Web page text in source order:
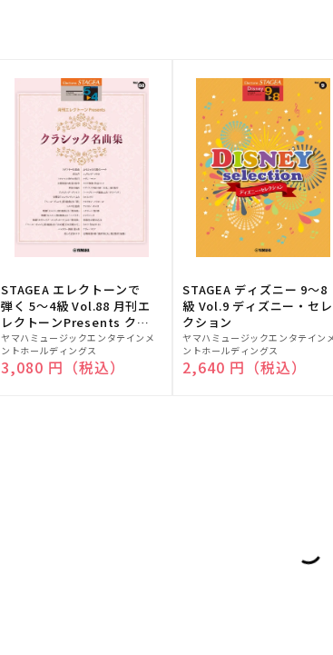
STAGEA エレクトーンで
弾く 5～4級 Vol.88 月刊エ
レクトーンPresents クラ
シック名曲集
販
売
元:
ヤマハミュージックエンタテインメ
ントホールディングス
通常価格
3,080 円（税込）
STAGEA ディズニー 9～8
級 Vol.9 ディズニー・セレ
クション
販
売
元:
ヤマハミュージックエンタテイン
ントホールディングス
通常価格
2,640 円（税込）